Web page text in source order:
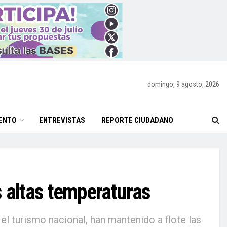
domingo, 9 agosto, 2026
ENTREVISTAS REPORTE CIUDADANO
altas temperaturas
turismo nacional, han mantenido a flote las